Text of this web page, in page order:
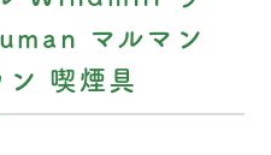
マルマン
喫煙具